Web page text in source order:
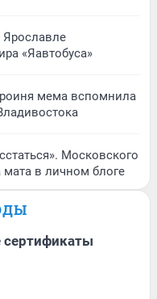
Ярославле
«Яавтобуса»
мема вспомнила
Московского
мата в личном блоге
сертификаты